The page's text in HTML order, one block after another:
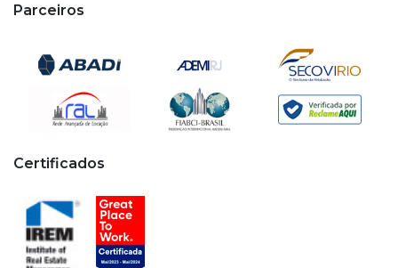
Parceiros
Certificados